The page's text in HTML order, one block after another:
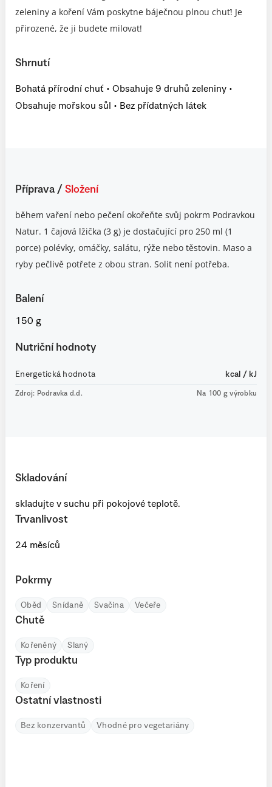
zeleniny a koření Vám poskytne báječnou plnou chuť! Je
přirozené, že ji budete milovat!
Shrnutí
Bohatá přírodní chuť • Obsahuje 9 druhů zeleniny •
Obsahuje mořskou sůl • Bez přídatných látek
Příprava / Složení
během vaření nebo pečení okořeňte svůj pokrm Podravkou
Natur. 1 čajová lžička (3 g) je dostačující pro 250 ml (1
porce) polévky, omáčky, salátu, rýže nebo těstovin. Maso a
ryby pečlivě potřete z obou stran. Solit není potřeba.
Balení
150 g
Nutriční hodnoty
Energetická hodnota kcal / kJ
Zdroj: Podravka d.d. Na 100 g výrobku
Skladování
skladujte v suchu při pokojové teplotě.
Trvanlivost
24 měsíců
Pokrmy
Oběd Snídaně Svačina Večeře
Chutě
Kořeněný Slaný
Typ produktu
Koření
Ostatní vlastnosti
Bez konzervantů Vhodné pro vegetariány